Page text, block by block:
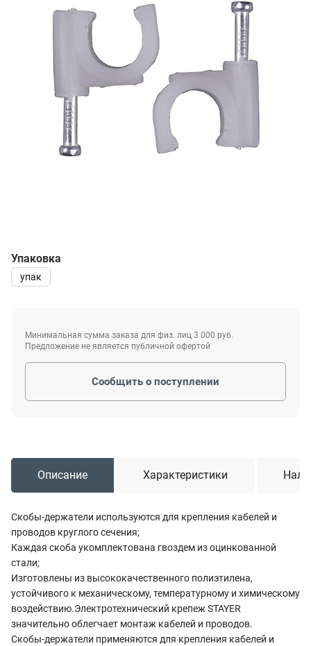
Упаковка
упак
Минимальная сумма заказа для физ. лиц 3 000 руб.
Предложение не является публичной офертой
Сообщить о поступлении
Описание Характеристики
Скобы-держатели используются для крепления кабелей и
проводов круглого сечения;
Каждая скоба укомплектована гвоздем из оцинкованной
стали;
Изготовлены из высококачественного полиэтилена,
устойчивого к механическому, температурному и химическому
воздействию.Электротехнический крепеж STAYER
значительно облегчает монтаж кабелей и проводов.
Скобы-держатели применяются для крепления кабелей и